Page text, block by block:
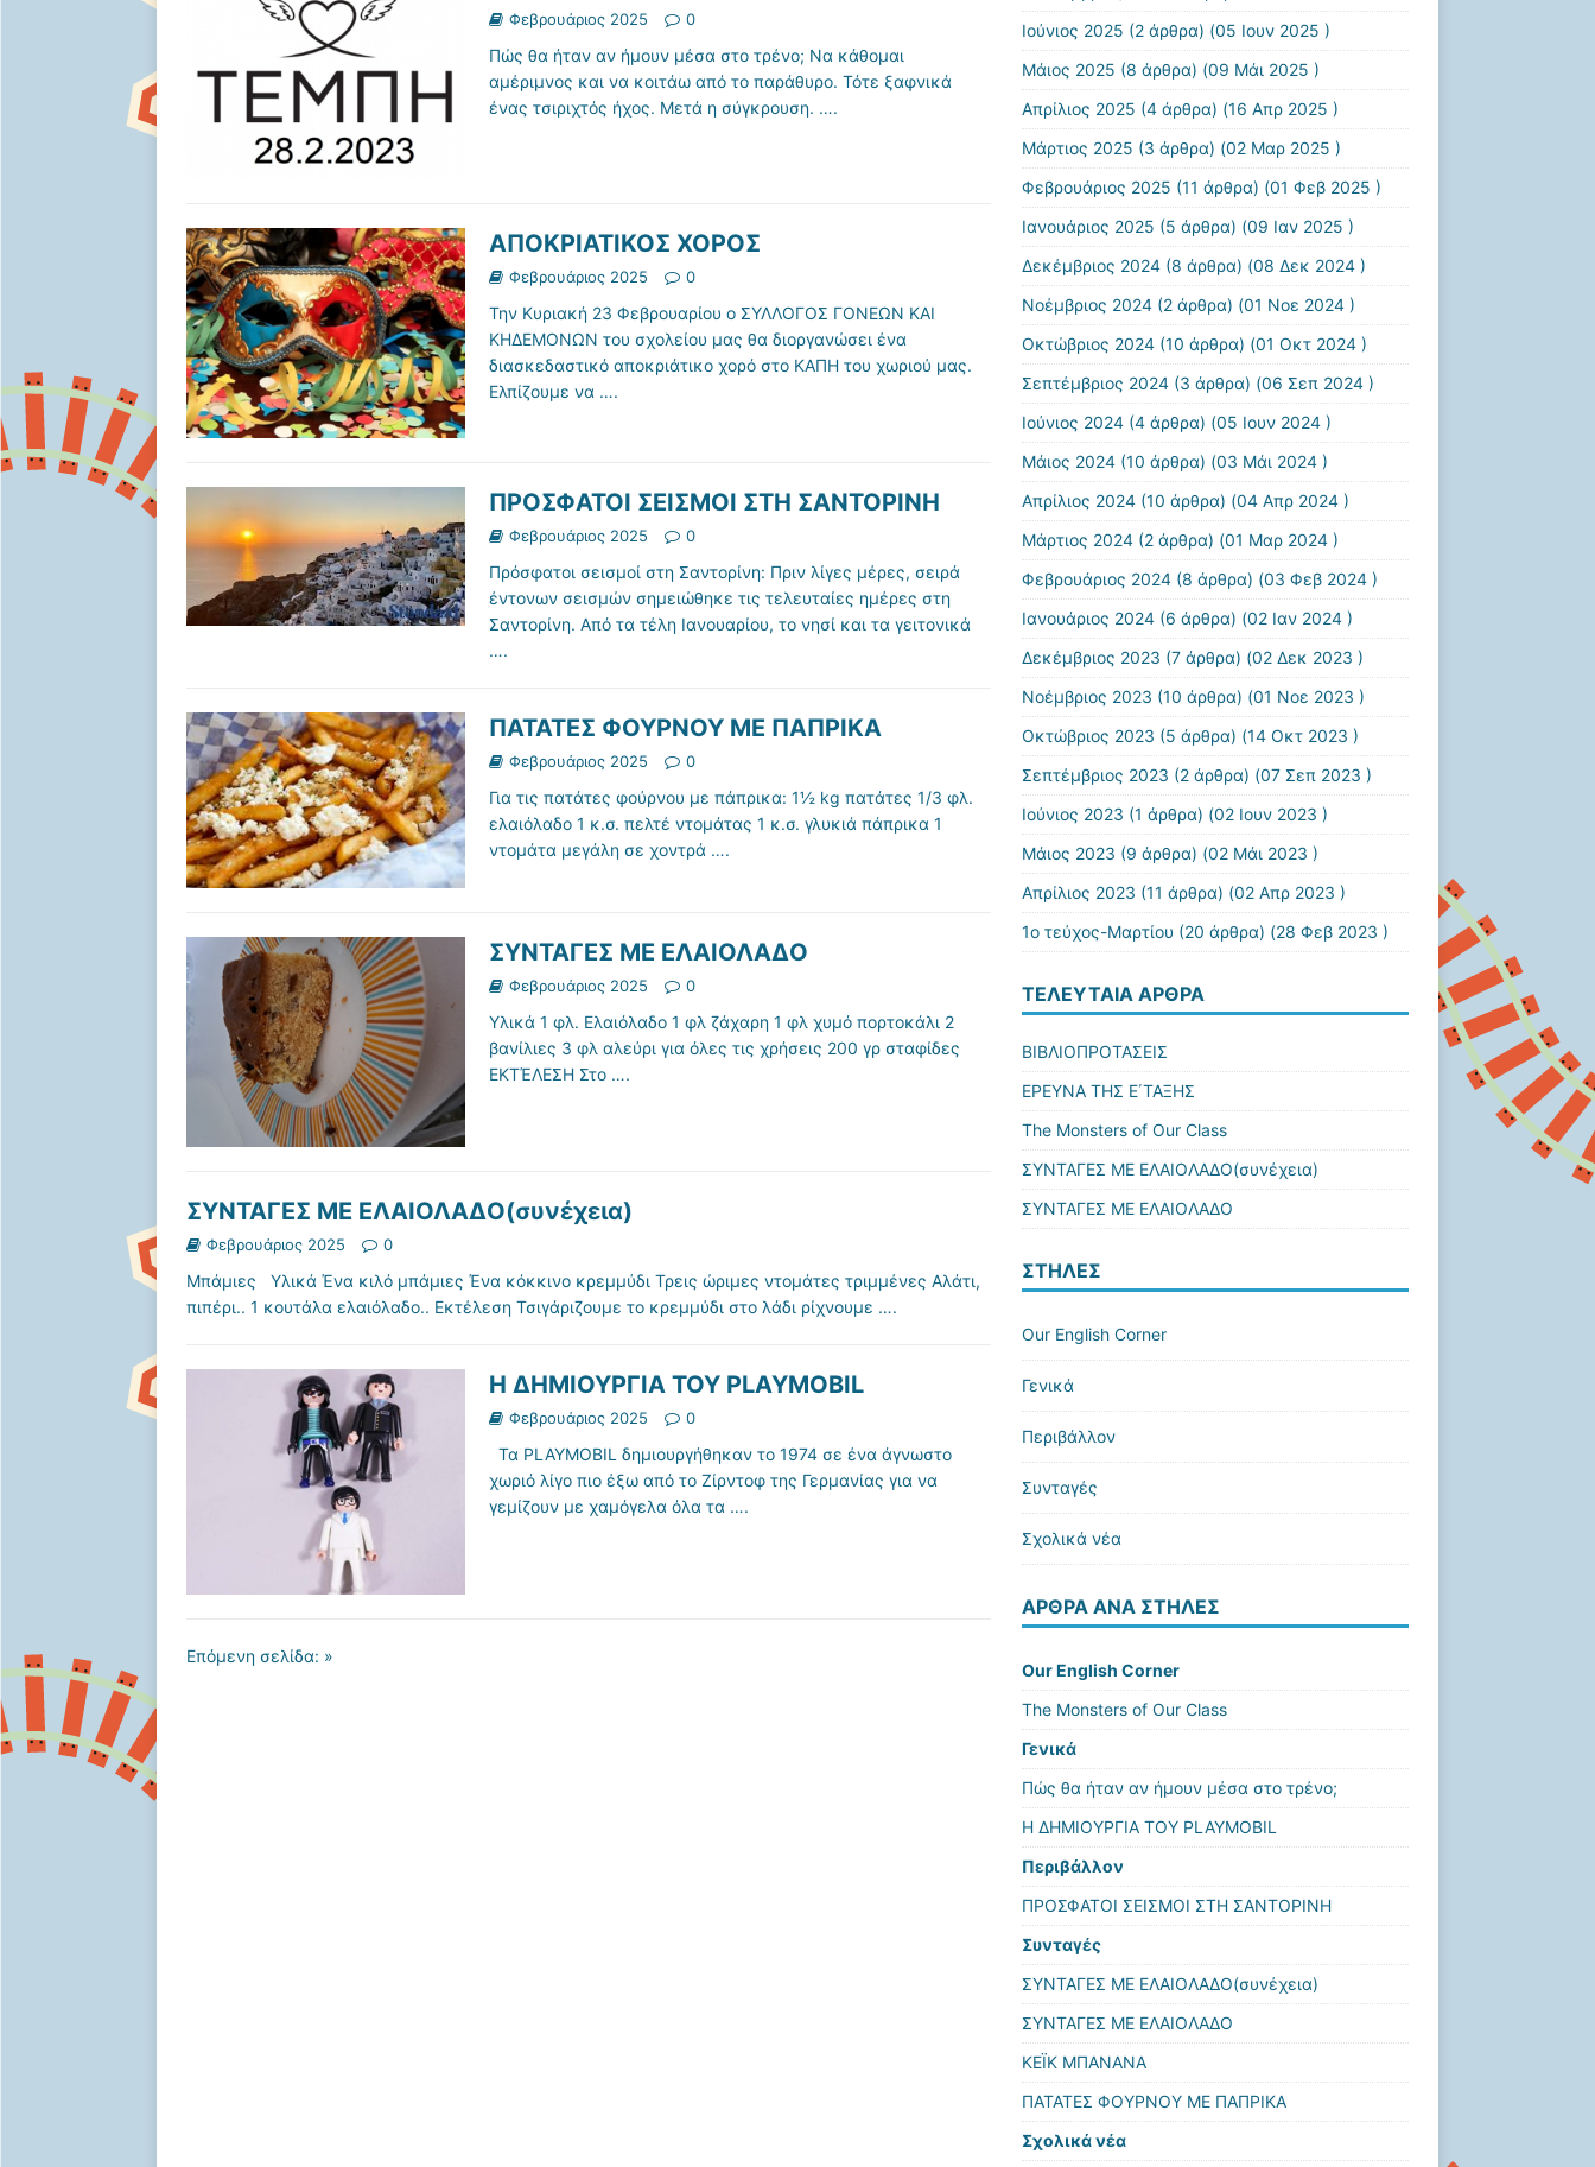
Φεβρουάριος 2025 0
Πώς θα ήταν αν ήμουν μέσα στο τρένο; Να κάθομαι
αμέριμνος και να κοιτάω από το παράθυρο. Τότε ξαφνικά
ένας τσιριχτός ήχος. Μετά η σύγκρουση. ….
ΑΠΟΚΡΙΑΤΙΚΟΣ ΧΟΡΟΣ
Φεβρουάριος 2025 0
Την Κυριακή 23 Φεβρουαρίου ο ΣΥΛΛΟΓΟΣ ΓΟΝΕΩΝ ΚΑΙ
ΚΗΔΕΜΟΝΩΝ του σχολείου μας θα διοργανώσει ένα
διασκεδαστικό αποκριάτικο χορό στο ΚΑΠΗ του χωριού μας.
Ελπίζουμε να ….
ΠΡΟΣΦΑΤΟΙ ΣΕΙΣΜΟΙ ΣΤΗ ΣΑΝΤΟΡΙΝΗ
Φεβρουάριος 2025 0
Πρόσφατοι σεισμοί στη Σαντορίνη: Πριν λίγες μέρες, σειρά
έντονων σεισμών σημειώθηκε τις τελευταίες ημέρες στη
Σαντορίνη. Από τα τέλη Ιανουαρίου, το νησί και τα γειτονικά
….
ΠΑΤΑΤΕΣ ΦΟΥΡΝΟΥ ΜΕ ΠΑΠΡΙΚΑ
Φεβρουάριος 2025 0
Για τις πατάτες φούρνου με πάπρικα: 1½ kg πατάτες 1/3 φλ.
ελαιόλαδο 1 κ.σ. πελτέ ντομάτας 1 κ.σ. γλυκιά πάπρικα 1
ντομάτα μεγάλη σε χοντρά ….
ΣΥΝΤΑΓΕΣ ΜΕ ΕΛΑΙΟΛΑΔΟ
Φεβρουάριος 2025 0
Υλικά 1 φλ. Ελαιόλαδο 1 φλ ζάχαρη 1 φλ χυμό πορτοκάλι 2
βανίλιες 3 φλ αλεύρι για όλες τις χρήσεις 200 γρ σταφίδες
ΕΚΤΈΛΕΣΗ Στο ….
ΣΥΝΤΑΓΕΣ ΜΕ ΕΛΑΙΟΛΑΔΟ(συνέχεια)
Φεβρουάριος 2025 0
Μπάμιες Υλικά Ένα κιλό μπάμιες Ένα κόκκινο κρεμμύδι Τρεις ώριμες ντομάτες τριμμένες Αλάτι,
πιπέρι.. 1 κουτάλα ελαιόλαδο.. Εκτέλεση Τσιγάριζουμε το κρεμμύδι στο λάδι ρίχνουμε ….
Η ΔΗΜΙΟΥΡΓΙΑ ΤΟΥ PLAYMOBIL
Φεβρουάριος 2025 0
Τα PLAYMOBIL δημιουργήθηκαν το 1974 σε ένα άγνωστο
χωριό λίγο πιο έξω από το Ζίρντοφ της Γερμανίας για να
γεμίζουν με χαμόγελα όλα τα ….
Επόμενη σελίδα: »
Ιούνιος 2025 (2 άρθρα) (05 Ιουν 2025 )
Μάιος 2025 (8 άρθρα) (09 Μάι 2025 )
Απρίλιος 2025 (4 άρθρα) (16 Απρ 2025 )
Μάρτιος 2025 (3 άρθρα) (02 Μαρ 2025 )
Φεβρουάριος 2025 (11 άρθρα) (01 Φεβ 2025 )
Ιανουάριος 2025 (5 άρθρα) (09 Ιαν 2025 )
Δεκέμβριος 2024(8 άρθρα) (08 Δεκ 2024 )
Νοέμβριος 2024(2 άρθρα) (01 Νοε 2024 )
Οκτώβριος 2024(10 άρθρα) (01 Οκτ 2024 )
Σεπτέμβριος 2024(3 άρθρα) (06 Σεπ 2024 )
Ιούνιος 2024(4 άρθρα) (05 Ιουν 2024 )
Μάιος 2024(10 άρθρα) (03 Μάι 2024 )
Απρίλιος 2024(10 άρθρα) (04 Απρ 2024 )
Μάρτιος 2024(2 άρθρα) (01 Μαρ 2024 )
Φεβρουάριος 2024(8 άρθρα) (03 Φεβ 2024 )
Ιανουάριος 2024(6 άρθρα) (02 Ιαν 2024 )
Δεκέμβριος 2023 (7 άρθρα) (02 Δεκ 2023 )
Νοέμβριος 2023 (10 άρθρα) (01 Νοε 2023 )
Οκτώβριος 2023 (5 άρθρα) (14 Οκτ 2023 )
Σεπτέμβριος 2023 (2 άρθρα) (07 Σεπ 2023 )
Ιούνιος 2023 (1 άρθρα) (02 Ιουν 2023 )
Μάιος 2023 (9 άρθρα) (02 Μάι 2023 )
Απρίλιος 2023 (11 άρθρα) (02 Απρ 2023 )
1ο τεύχος-Μαρτίου (20 άρθρα) (28 Φεβ 2023 )
ΤΕΛΕΥΤΑΊΑ ΆΡΘΡΑ
ΒΙΒΛΙΟΠΡΟΤΑΣΕΙΣ
ΕΡΕΥΝΑ ΤΗΣ Ε΄ΤΑΞΗΣ
The Monsters of Our Class
ΣΥΝΤΑΓΕΣ ΜΕ ΕΛΑΙΟΛΑΔΟ(συνέχεια)
ΣΥΝΤΑΓΕΣ ΜΕ ΕΛΑΙΟΛΑΔΟ
ΣΤΉΛΕΣ
Our English Corner
Γενικά
Περιβάλλον
Συνταγές
Σχολικά νέα
ΆΡΘΡΑ ΑΝΆ ΣΤΉΛΕΣ
Our English Corner
The Monsters of Our Class
Γενικά
Πώς θα ήταν αν ήμουν μέσα στο τρένο;
Η ΔΗΜΙΟΥΡΓΙΑ ΤΟΥ PLAYMOBIL
Περιβάλλον
ΠΡΟΣΦΑΤΟΙ ΣΕΙΣΜΟΙ ΣΤΗ ΣΑΝΤΟΡΙΝΗ
Συνταγές
ΣΥΝΤΑΓΕΣ ΜΕ ΕΛΑΙΟΛΑΔΟ(συνέχεια)
ΣΥΝΤΑΓΕΣ ΜΕ ΕΛΑΙΟΛΑΔΟ
ΚΕΪΚ ΜΠΑΝΑΝΑ
ΠΑΤΑΤΕΣ ΦΟΥΡΝΟΥ ΜΕ ΠΑΠΡΙΚΑ
Σχολικά νέα